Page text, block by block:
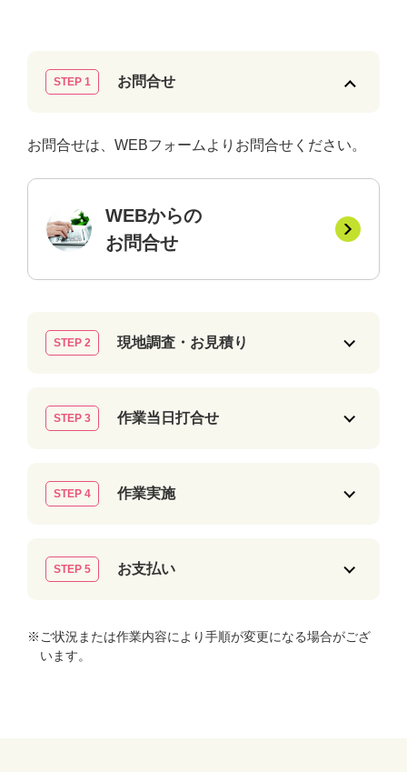
STEP 1 お問合せ
お問合せは、WEBフォームよりお問合せください。
WEBからの
お問合せ
STEP 2 現地調査・お見積り
STEP 3 作業当日打合せ
STEP 4 作業実施
STEP 5 お支払い
※ご状況または作業内容により手順が変更になる場合がござ
います。